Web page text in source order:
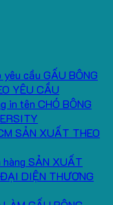
GẤU BÔNG
YÊU CẦU
CHÓ BÔNG
SẢN XUẤT THEO
SẢN XUẤT
DIỆN THƯƠNG